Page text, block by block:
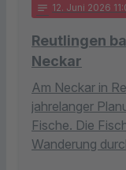
notes 12. Juni 2026
Reutlingen
Neckar
Am Neckar in
jahrelanger
Fische. Die
Wanderung